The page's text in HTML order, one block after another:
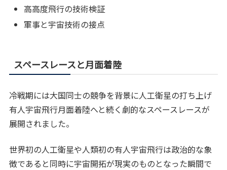
高高度飛行の技術検証
軍事と宇宙技術の接点
スペースレースと月面着陸
冷戦期には大国同士の競争を背景に人工衛星の打ち上げ
有人宇宙飛行月面着陸へと続く劇的なスペースレースが
展開されました。
世界初の人工衛星や人類初の有人宇宙飛行は政治的な象
徴であると同時に宇宙開拓が現実のものとなった瞬間で